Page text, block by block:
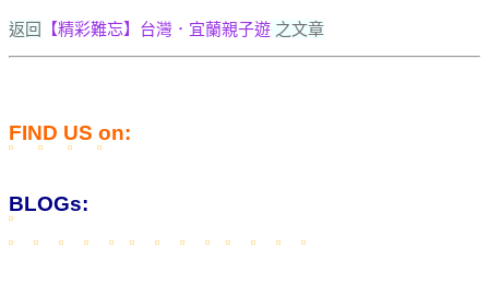
返回 【精彩難忘】台灣．宜蘭親子遊 之文章
FIND US on:
BLOGs: